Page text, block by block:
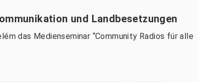
und Landbesetzungen
das Medienseminar “Community Radios für alle